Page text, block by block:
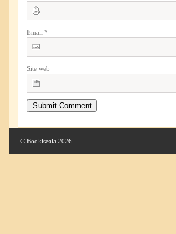
Email *
Site web
© Bookiseala 2026